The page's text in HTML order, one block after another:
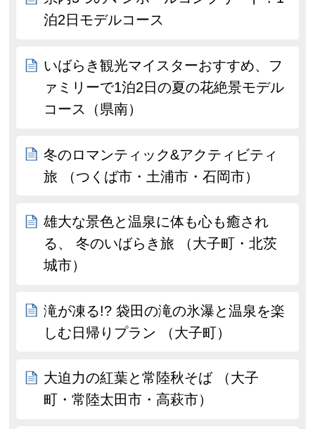
泊2日モデルコース
いばらき観光マイスターおすすめ、フ
ァミリーで1泊2日の夏の花絶景モデル
コース（県南）
冬のロマンティック&アクティビティ
旅 （つくば市・土浦市・石岡市）
雄大な景色と温泉に体も心も癒され
る、 冬のいばらき旅 （大子町・北茨
城市）
滝が凍る!? 袋田の滝の氷瀑と温泉を楽
しむ日帰りプラン （大子町）
大迫力の紅葉と常陸秋そば （大子
町・常陸太田市・高萩市）